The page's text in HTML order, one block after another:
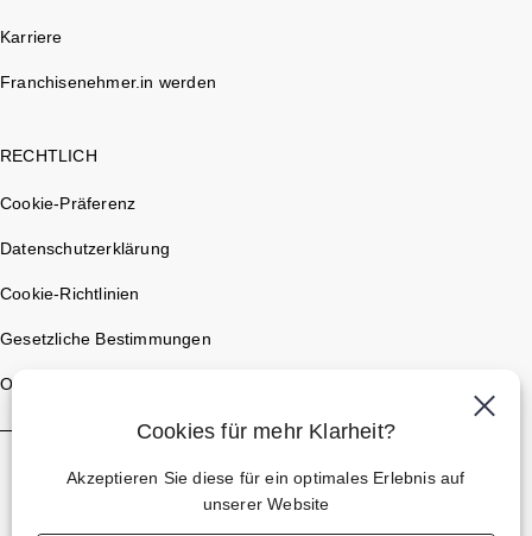
Karriere
Franchisenehmer.in werden
RECHTLICH
Cookie-Präferenz
Datenschutzerklärung
Cookie-Richtlinien
Gesetzliche Bestimmungen
Optic 2000 France
Cookies für mehr Klarheit?
Akzeptieren Sie diese für ein optimales Erlebnis auf
unserer Website